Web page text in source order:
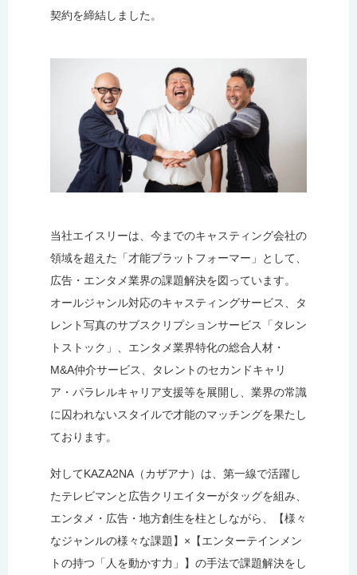
契約を締結しました。
当社エイスリーは、今までのキャスティング会社の
領域を超えた「才能プラットフォーマー」として、
広告・エンタメ業界の課題解決を図っています。
オールジャンル対応のキャスティングサービス、タ
レント写真のサブスクリプションサービス「タレン
トストック」、エンタメ業界特化の総合人材・
M&A仲介サービス、タレントのセカンドキャリ
ア・パラレルキャリア支援等を展開し、業界の常識
に囚われないスタイルで才能のマッチングを果たし
ております。
対してKAZA2NA（カザアナ）は、第一線で活躍し
たテレビマンと広告クリエイターがタッグを組み、
エンタメ・広告・地方創生を柱としながら、【様々
なジャンルの様々な課題】×【エンターテインメン
トの持つ「人を動かす力」】の手法で課題解決をし